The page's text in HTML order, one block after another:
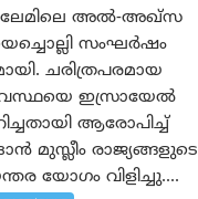
അൽ-അഖ്‌സ
സംഘർഷം
ചരിത്രപരമായ
ഇസ്രായേൽ
ആരോപിച്ച്
മുസ്ലീം രാജ്യങ്ങളുടെ
യോഗം വിളിച്ചു....